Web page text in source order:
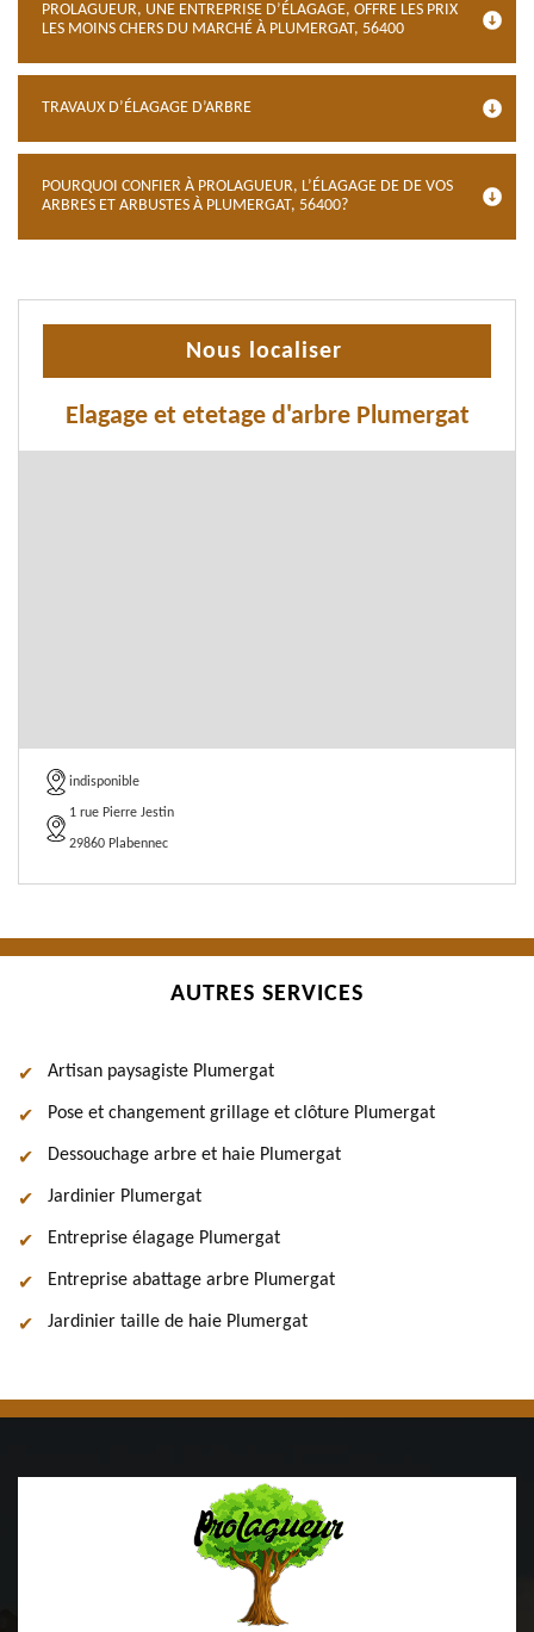
PROLAGUEUR, UNE ENTREPRISE D’ÉLAGAGE, OFFRE LES PRIX
LES MOINS CHERS DU MARCHÉ À PLUMERGAT, 56400
TRAVAUX D’ÉLAGAGE D’ARBRE
POURQUOI CONFIER À PROLAGUEUR, L’ÉLAGAGE DE DE VOS
ARBRES ET ARBUSTES À PLUMERGAT, 56400?
Nous localiser
Elagage et etetage d'arbre Plumergat
indisponible
1 rue Pierre Jestin
29860 Plabennec
AUTRES SERVICES
Artisan paysagiste Plumergat
Pose et changement grillage et clôture Plumergat
Dessouchage arbre et haie Plumergat
Jardinier Plumergat
Entreprise élagage Plumergat
Entreprise abattage arbre Plumergat
Jardinier taille de haie Plumergat